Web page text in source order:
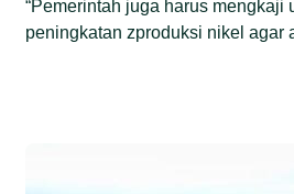
“Pemerintah juga harus mengkaji
peningkatan zproduksi nikel agar